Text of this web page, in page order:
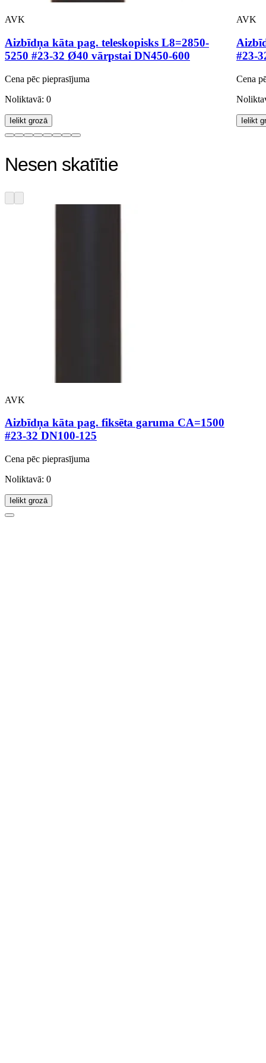
AVK
Aizbīdņa kāta pag. teleskopisks L8=2850-
5250 #23-32 Ø40 vārpstai DN450-600
Cena pēc pieprasījuma
Noliktavā: 0
Ielikt grozā
AVK
#23-
Cena
Ielikt
Nesen skatītie
AVK
Aizbīdņa kāta pag. fiksēta garuma CA=1500
#23-32 DN100-125
Cena pēc pieprasījuma
Noliktavā: 0
Ielikt grozā